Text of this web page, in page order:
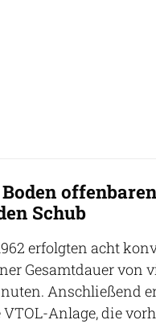
offenbaren
Schub
erfolgten acht
Gesamtdauer von
Anschließend
Anlage, die